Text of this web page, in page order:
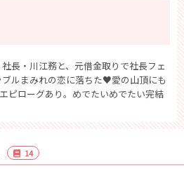
長・川江務と、元借金取りで社長フェ
ルまみれの恋に落ちた♥愛の山頂にも
ピローグあり。めでたいめでたい完結
14